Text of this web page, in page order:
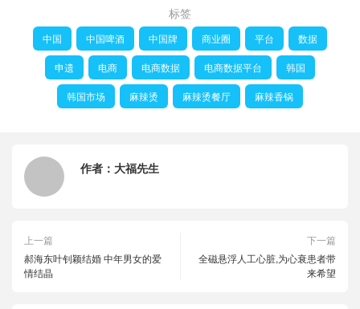
标签
中国 中国啤酒 中国牌 商业圈 平台 数据
申遗 电商 电商数据 电商数据平台 韩国
韩国市场 麻辣烫 麻辣烫餐厅 麻辣香锅
作者： 大福先生
上一篇
郝海东叶钊颖结婚 中年男女的爱
情结晶
下一篇
全磁悬浮人工心脏,为心衰患者带
来希望